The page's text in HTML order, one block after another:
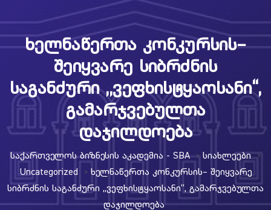
ხელნაწერთა კონკურსის–
შეიყვარე სიბრძნის
საგანძური ,,ვეფხისტყაოსანი“,
გამარჯვებულთა
დაჯილდოება
Საქართველოს Ბიზნესის Აკადემია - SBA > Სიახლეები >
Uncategorized > Ხელნაწერთა Კონკურსის– Შეიყვარე
Სიბრძნის Საგანძური ,,ვეფხისტყაოსანი“, Გამარჯვებულთა
Დაჯილდოება